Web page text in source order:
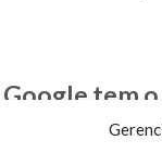
tem